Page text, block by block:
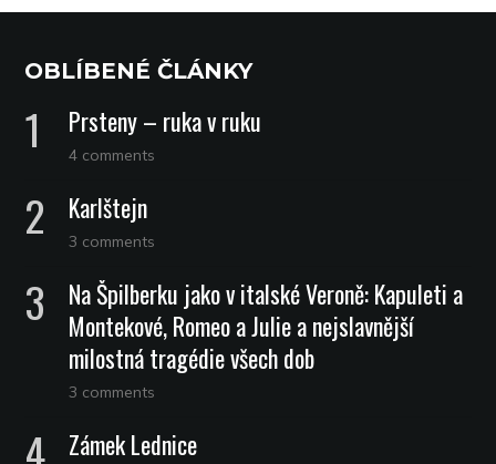
OBLÍBENÉ ČLÁNKY
Prsteny – ruka v ruku
4 comments
Karlštejn
3 comments
Na Špilberku jako v italské Veroně: Kapuleti a
Montekové, Romeo a Julie a nejslavnější
milostná tragédie všech dob
3 comments
Zámek Lednice